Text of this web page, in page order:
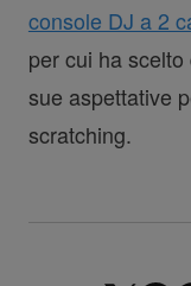
console DJ a 2
per cui ha
sue aspettative
scratching.